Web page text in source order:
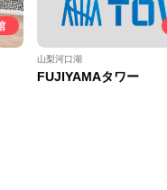
山梨河口湖
FUJIYAMAタワー